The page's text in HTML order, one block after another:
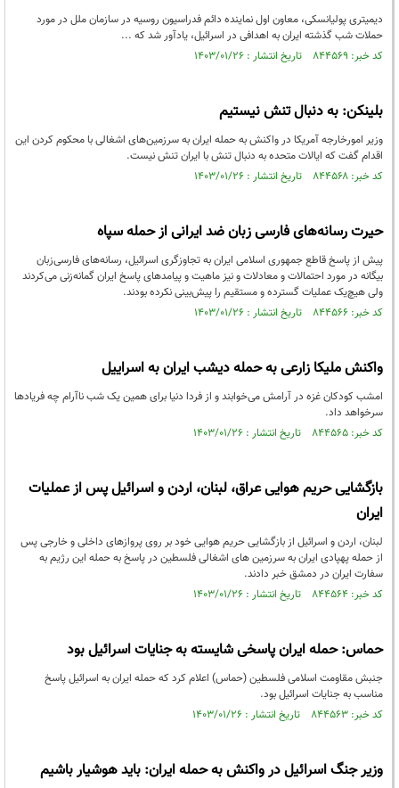
دیمیتری پولیانسکی، معاون اول نماینده دائم فدراسیون روسیه در سازمان ملل در مورد
حملات شب گذشته ایران به اهدافی در اسرائیل، یادآور شد که ...
کد خبر: ۸۴۴۵۶۹ تاریخ انتشار : ۱۴۰۳/۰۱/۲۶
بلینکن: به دنبال تنش نیستیم
وزیر امورخارجه آمریکا در واکنش به حمله ایران به سرزمین‌های اشغالی با محکوم کردن این
اقدام گفت که ایالات متحده به دنبال تنش با ایران تنش نیست.
کد خبر: ۸۴۴۵۶۸ تاریخ انتشار : ۱۴۰۳/۰۱/۲۶
حیرت رسانه‌های فارسی زبان ضد ایرانی از حمله سپاه
پیش از پاسخ قاطع جمهوری اسلامی ایران به تجاوزگری اسرائیل، رسانه‌های فارسی‌زبان
بیگانه در مورد احتمالات و معادلات و نیز ماهیت و پیامدهای پاسخ ایران گمانه‌زنی می‌کردند
ولی هیچ‌یک عملیات گسترده و مستقیم را پیش‌بینی نکرده بودند.
کد خبر: ۸۴۴۵۶۶ تاریخ انتشار : ۱۴۰۳/۰۱/۲۶
واکنش ملیکا زارعی به حمله دیشب ایران به اسراییل
امشب کودکان غزه در آرامش می‌خوابند و از فردا دنیا برای همین یک شب ناآرام چه فریاد‌ها
سرخواهد داد.
کد خبر: ۸۴۴۵۶۵ تاریخ انتشار : ۱۴۰۳/۰۱/۲۶
بازگشایی حریم هوایی عراق، لبنان، اردن و اسرائیل پس از عملیات
ایران
لبنان، اردن و اسرائیل از بازگشایی حریم هوایی خود بر روی پروازهای داخلی و خارجی پس
از حمله پهپادی ایران به سرزمین های اشغالی فلسطین در پاسخ به حمله این رژیم به
سفارت ایران در دمشق خبر دادند.
کد خبر: ۸۴۴۵۶۴ تاریخ انتشار : ۱۴۰۳/۰۱/۲۶
حماس: حمله ایران پاسخی شایسته به جنایات اسرائیل بود
جنبش مقاومت اسلامی فلسطین (حماس) اعلام کرد که حمله ایران به اسرائیل پاسخ
مناسب به جنایات اسرائیل بود.
کد خبر: ۸۴۴۵۶۳ تاریخ انتشار : ۱۴۰۳/۰۱/۲۶
وزیر جنگ اسرائیل در واکنش به حمله ایران: باید هوشیار باشیم